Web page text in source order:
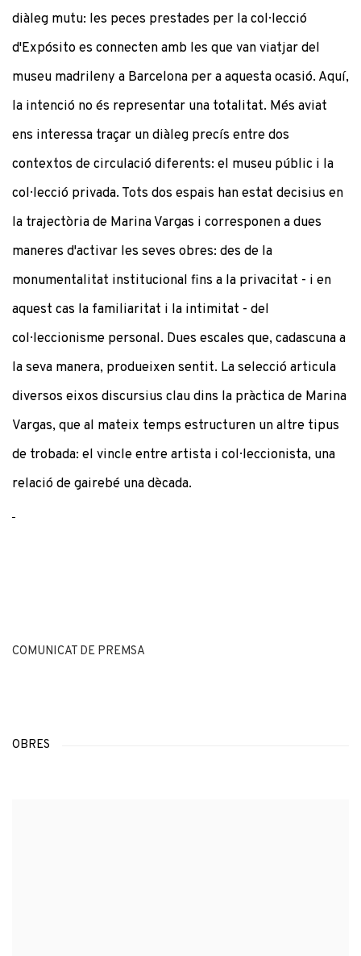
diàleg mutu: les peces prestades per la col·lecció
d'Expósito es connecten amb les que van viatjar del
museu madrileny a Barcelona per a aquesta ocasió. Aquí,
la intenció no és representar una totalitat. Més aviat
ens interessa traçar un diàleg precís entre dos
contextos de circulació diferents: el museu públic i la
col·lecció privada. Tots dos espais han estat decisius en
la trajectòria de Marina Vargas i corresponen a dues
maneres d'activar les seves obres: des de la
monumentalitat institucional fins a la privacitat - i en
aquest cas la familiaritat i la intimitat - del
col·leccionisme personal. Dues escales que, cadascuna a
la seva manera, produeixen sentit. La selecció articula
diversos eixos discursius clau dins la pràctica de Marina
Vargas, que al mateix temps estructuren un altre tipus
de trobada: el vincle entre artista i col·leccionista, una
relació de gairebé una dècada.
COMUNICAT DE PREMSA
OBRES